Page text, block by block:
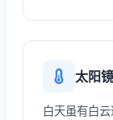
太阳镜
白天虽有白